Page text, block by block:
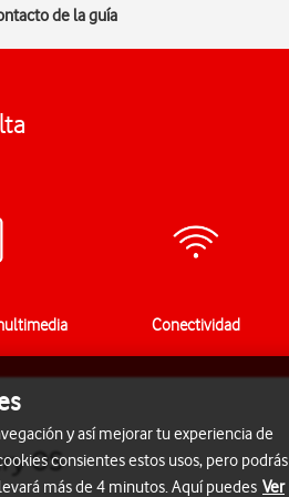
de la guía
Conectividad
OS
y así mejorar tu experiencia de
consientes estos usos, pero podrás
más de 4 minutos. Aquí puedes Ver